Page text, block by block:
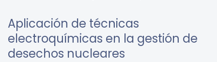
Aplicación de técnicas
electroquímicas en la gestión de
desechos nucleares